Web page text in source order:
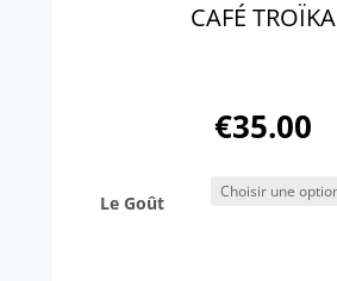
CAFÉ TROÏKA
€35.00
Le Goût